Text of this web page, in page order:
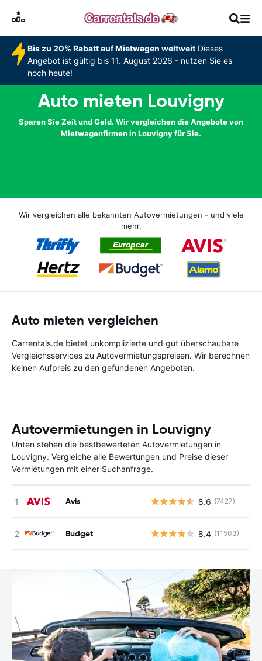
Bis zu 20% Rabatt auf Mietwagen weltweitDieses
Angebot ist gültig bis 11. August 2026 - nutzen Sie es
noch heute!
Auto mieten Louvigny
Sparen Sie Zeit und Geld. Wir vergleichen die Angebote von
Mietwagenfirmen in Louvigny für Sie.
Wir vergleichen alle bekannten Autovermietungen - und viele
mehr.
Auto mieten vergleichen
Carrentals.de bietet unkomplizierte und gut überschaubare
Vergleichsservices zu Autovermietungspreisen. Wir berechnen
keinen Aufpreis zu den gefundenen Angeboten.
Autovermietungen in Louvigny
Unten stehen die bestbewerteten Autovermietungen in
Louvigny. Vergleiche alle Bewertungen und Preise dieser
Vermietungen mit einer Suchanfrage.
Avis 8.6 (7427)
Budget 8.4 (11503)